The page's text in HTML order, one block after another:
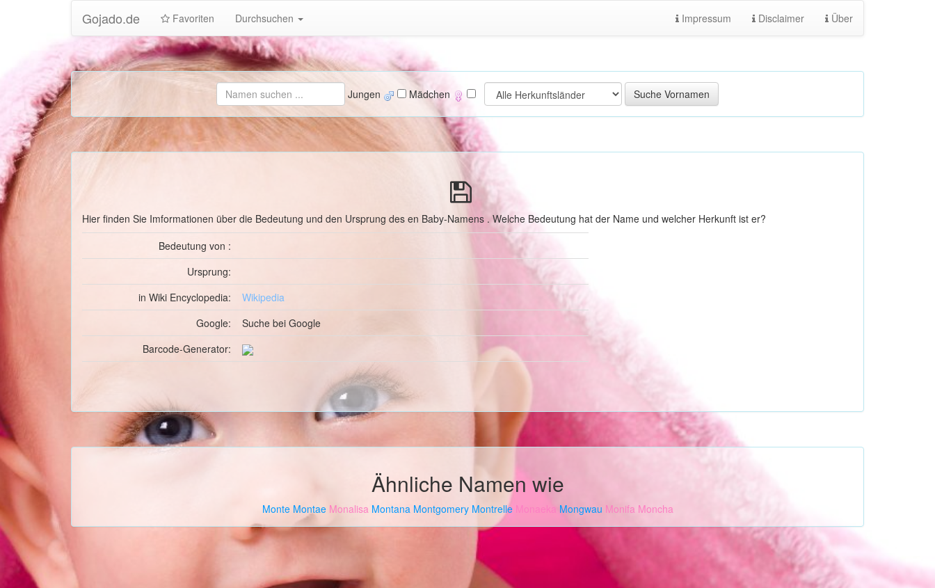
Gojado.de Favoriten Durchsuchen Impressum Disclaimer Über
Jungen Mädchen
Hier finden Sie Imformationen über die Bedeutung und den Ursprung des en Baby-Namens . Welche Bedeutung hat der Name und welcher Herkunft ist er?
Bedeutung von :
Ursprung:
in Wiki Encyclopedia:
Wikipedia
Google:
Suchebei Google
Barcode-Generator:
Ähnliche Namen wie
Monte Montae Monalisa Montana Montgomery Montrelle Monaeka Mongwau Monifa Moncha